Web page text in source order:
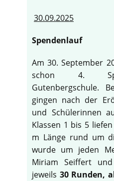
30.09.2025
Spendenlauf
Am 30. September
schon 4.
Gutenbergschule.
gingen nach der
und Schülerinnen
Klassen 1 bis 5
m Länge rund um
wurde um jeden
Miriam Seiffert
jeweils 30 Runden,